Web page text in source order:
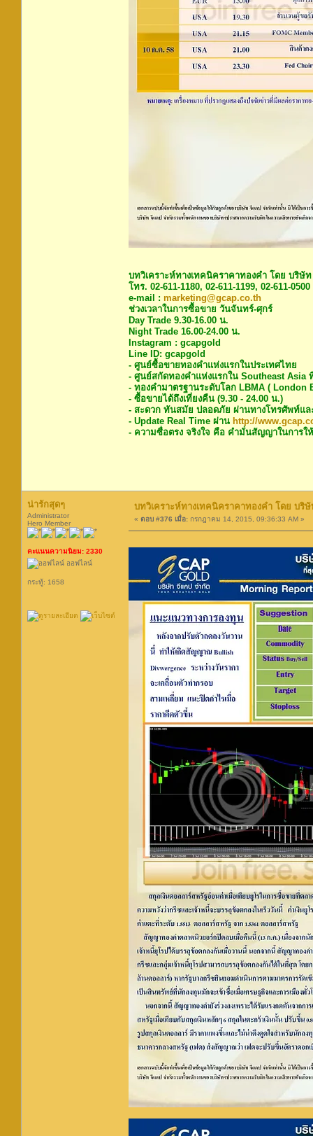
บทวิเคราะห์ทางเทคนิคราคาทองคำ โดย บริษั
โทร. 02-611-1180, 02-611-1199, 02-611-
e-mail : marketing@gcap.co.th
ช่วงเวลาในการซื้อขาย วันจันทร์-ศุกร์
Day Trade 9.30-16.00 น.
Night Trade 16.00-24.00 น.
Instagram : gcapgold
Line ID: gcapgold
- ศูนย์ซื้อขายทองคำแห่งแรกในประเทศไทย
- ศูนย์สกัดทองคำแห่งแรกใน Southeast Asia
- ทองคำมาตรฐานระดับโลก LBMA ( London
- ซื้อขายได้ถึงเที่ยงคืน (9.30 - 24.00 น.)
- สะดวก ทันสมัย ปลอดภัย ผ่านทางโทรศัพท์แล
- Update Real Time ผ่าน http://
- ความซื่อตรง จริงใจ คือ คำมั่นสัญญาในการใ
น่ารักสุดๆ
Administrator
Hero Member
คะแนนความนิยม: 2330
ออฟไลน์
กระทู้: 1658
บทวิเคราะห์ทางเทคนิคราคาทองคำ โดย บริษั
« ตอบ #376 เมื่อ: กรกฎาคม 14, 2015, 09:36:33 AM »